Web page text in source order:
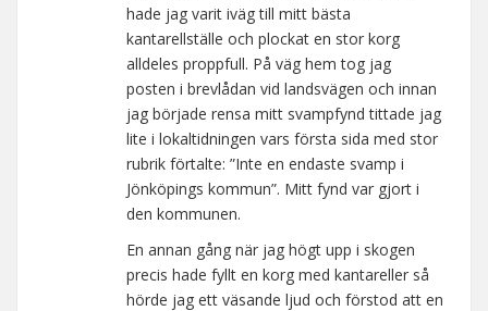
hade jag varit iväg till mitt bästa
kantarellställe och plockat en stor korg
alldeles proppfull. På väg hem tog jag
posten i brevlådan vid landsvägen och innan
jag började rensa mitt svampfynd tittade jag
lite i lokaltidningen vars första sida med stor
rubrik förtalte: ”Inte en endaste svamp i
Jönköpings kommun”. Mitt fynd var gjort i
den kommunen.
En annan gång när jag högt upp i skogen
precis hade fyllt en korg med kantareller så
hörde jag ett väsande ljud och förstod att en